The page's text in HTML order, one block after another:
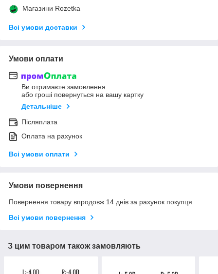
Магазини Rozetka
Всі умови доставки
Умови оплати
Ви отримаєте замовлення
або гроші повернуться на вашу картку
Детальніше
Післяплата
Оплата на рахунок
Всі умови оплати
Умови повернення
Повернення товару впродовж 14 днів за рахунок покупця
Всі умови повернення
З цим товаром також замовляють